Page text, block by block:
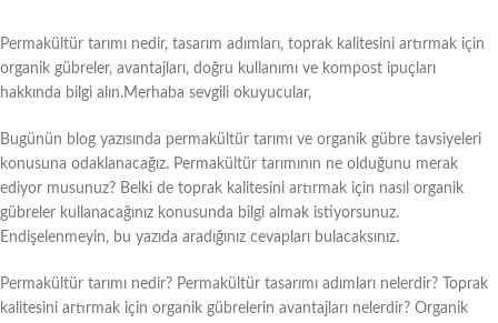
Permakültür tarımı nedir, tasarım adımları, toprak kalitesini artırmak için
organik gübreler, avantajları, doğru kullanımı ve kompost ipuçları
hakkında bilgi alın.Merhaba sevgili okuyucular,
Bugünün blog yazısında permakültür tarımı ve organik gübre tavsiyeleri
konusuna odaklanacağız. Permakültür tarımının ne olduğunu merak
ediyor musunuz? Belki de toprak kalitesini artırmak için nasıl organik
gübreler kullanacağınız konusunda bilgi almak istiyorsunuz.
Endişelenmeyin, bu yazıda aradığınız cevapları bulacaksınız.
Permakültür tarımı nedir? Permakültür tasarımı adımları nelerdir? Toprak
kalitesini artırmak için organik gübrelerin avantajları nelerdir? Organik